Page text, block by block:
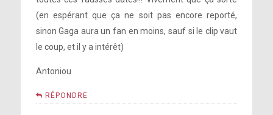
(en espérant que ça ne soit pas encore reporté,
sinon Gaga aura un fan en moins, sauf si le clip vaut
le coup, et il y a intérêt)
Antoniou
RÉPONDRE